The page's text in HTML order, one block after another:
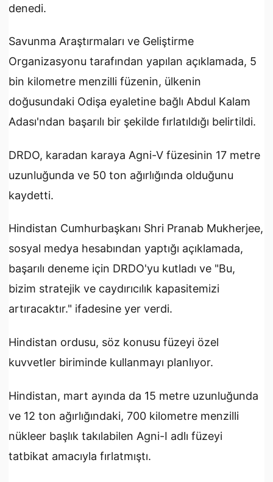
denedi.
Savunma Araştırmaları ve Geliştirme
Organizasyonu tarafından yapılan açıklamada, 5
bin kilometre menzilli füzenin, ülkenin
doğusundaki Odişa eyaletine bağlı Abdul Kalam
Adası'ndan başarılı bir şekilde fırlatıldığı belirtildi.
DRDO, karadan karaya Agni-V füzesinin 17 metre
uzunluğunda ve 50 ton ağırlığında olduğunu
kaydetti.
Hindistan Cumhurbaşkanı Shri Pranab Mukherjee,
sosyal medya hesabından yaptığı açıklamada,
başarılı deneme için DRDO'yu kutladı ve "Bu,
bizim stratejik ve caydırıcılık kapasitemizi
artıracaktır." ifadesine yer verdi.
Hindistan ordusu, söz konusu füzeyi özel
kuvvetler biriminde kullanmayı planlıyor.
Hindistan, mart ayında da 15 metre uzunluğunda
ve 12 ton ağırlığındaki, 700 kilometre menzilli
nükleer başlık takılabilen Agni-I adlı füzeyi
tatbikat amacıyla fırlatmıştı.